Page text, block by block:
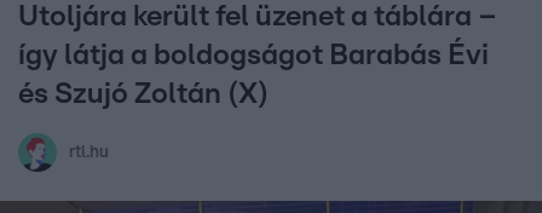
Utoljára került fel üzenet a táblára –
így látja a boldogságot Barabás Évi
és Szujó Zoltán (X)
rtl.hu